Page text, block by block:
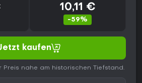
10,11 €
-59%
kaufen
Preis nahe am historischen Tiefstand.